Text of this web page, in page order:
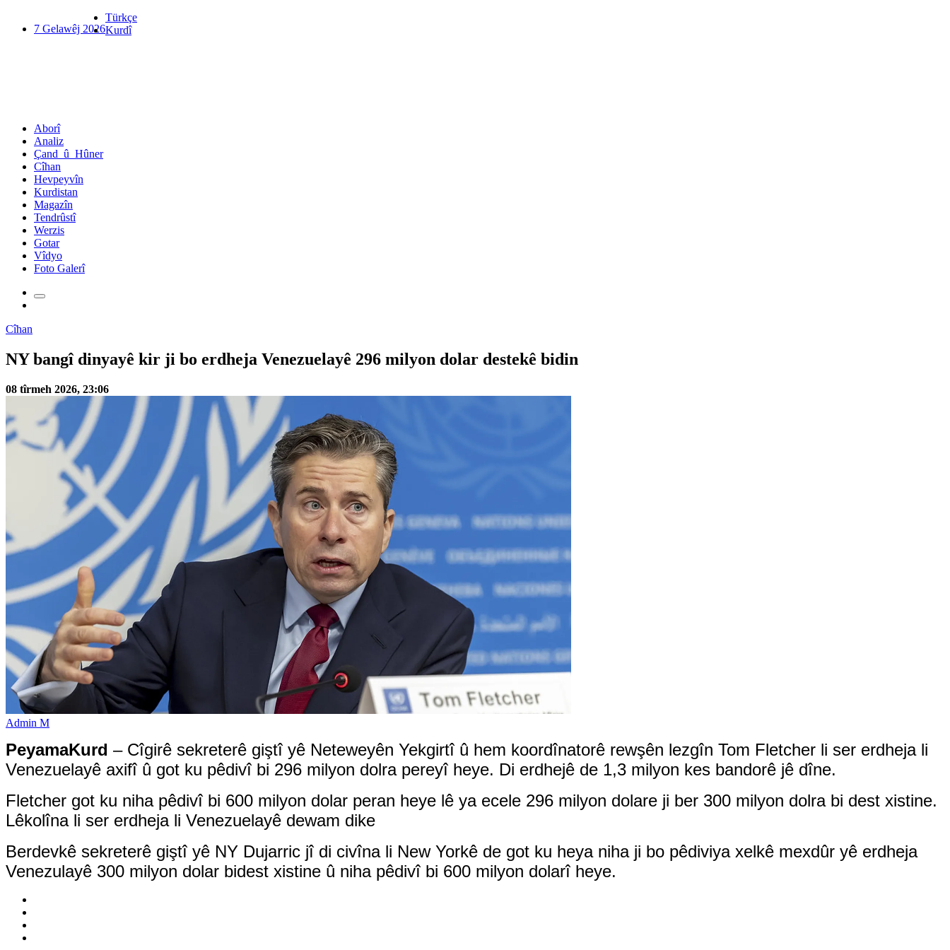
7 Gelawêj 2026
Türkçe
Kurdî
Aborî
Analiz
Çand_û_Hûner
Cîhan
Hevpeyvîn
Kurdistan
Magazîn
Tendrûstî
Werzis
Gotar
Vîdyo
Foto Galerî
Cîhan
NY bangî dinyayê kir ji bo erdheja Venezuelayê 296 milyon dolar destekê bidin
08 tîrmeh 2026, 23:06
Admin M
PeyamaKurd – Cîgirê sekreterê giştî yê Neteweyên Yekgirtî û hem koordînatorê rewşên lezgîn Tom Fletcher li ser erdheja li
Venezuelayê axifî û got ku pêdivî bi 296 milyon dolra pereyî heye. Di erdhejê de 1,3 milyon kes bandorê jê dîne.
Fletcher got ku niha pêdivî bi 600 milyon dolar peran heye lê ya ecele 296 milyon dolare ji ber 300 milyon dolra bi dest xistine.
Lêkolîna li ser erdheja li Venezuelayê dewam dike
Berdevkê sekreterê giştî yê NY Dujarric jî di civîna li New Yorkê de got ku heya niha ji bo pêdiviya xelkê mexdûr yê erdheja
Venezulayê 300 milyon dolar bidest xistine û niha pêdivî bi 600 milyon dolarî heye.